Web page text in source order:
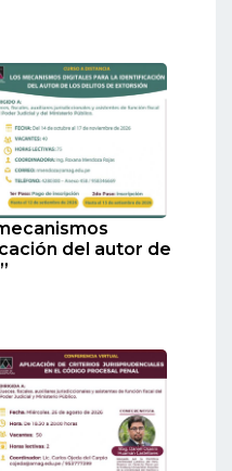
del autor de